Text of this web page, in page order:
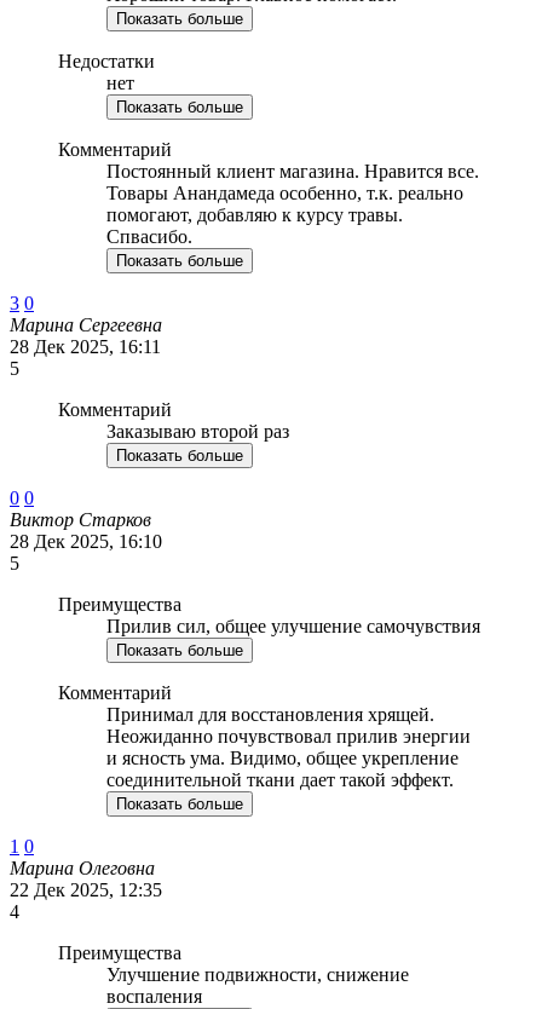
Показать больше
Недостатки
нет
Показать больше
Комментарий
Постоянный клиент магазина. Нравится все.
Товары Анандамеда особенно, т.к. реально
помогают, добавляю к курсу травы.
Спвасибо.
Показать больше
3 0
Марина Сергеевна
28 Дек 2025, 16:11
5
Комментарий
Заказываю второй раз
Показать больше
0 0
Виктор Старков
28 Дек 2025, 16:10
5
Преимущества
Прилив сил, общее улучшение самочувствия
Показать больше
Комментарий
Принимал для восстановления хрящей.
Неожиданно почувствовал прилив энергии
и ясность ума. Видимо, общее укрепление
соединительной ткани дает такой эффект.
Показать больше
1 0
Марина Олеговна
22 Дек 2025, 12:35
4
Преимущества
Улучшение подвижности, снижение
воспаления